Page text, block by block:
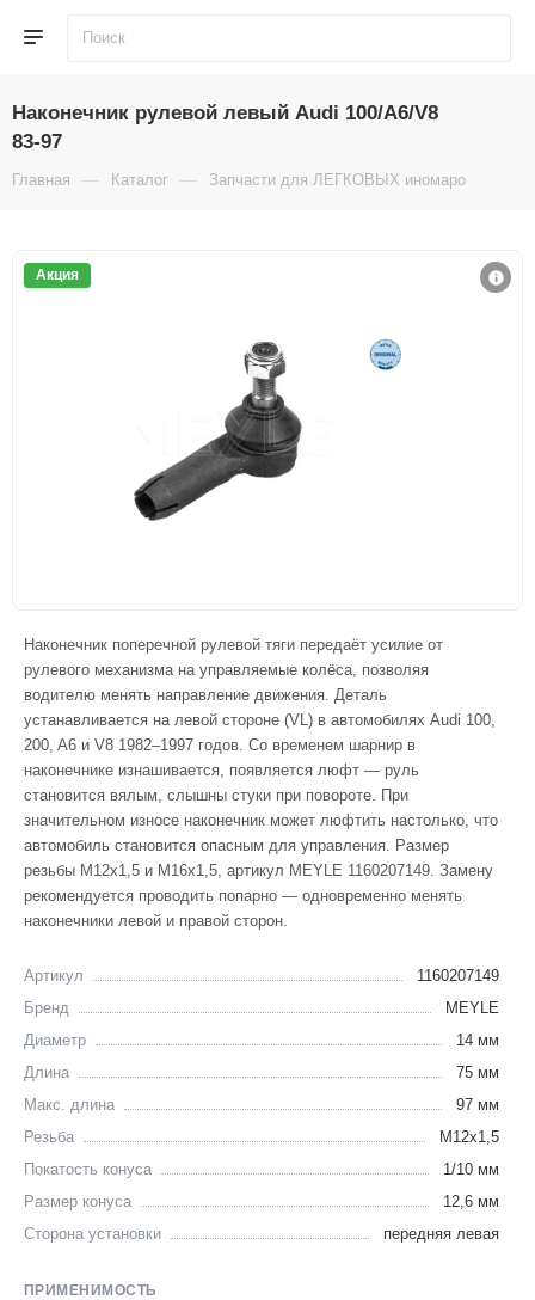
Наконечник рулевой левый Audi 100/A6/V8
83-97
Главная — Каталог — Запчасти для ЛЕГКОВЫХ иномарок
Акция
Наконечник поперечной рулевой тяги передаёт усилие от
рулевого механизма на управляемые колёса, позволяя
водителю менять направление движения. Деталь
устанавливается на левой стороне (VL) в автомобилях Audi 100,
200, A6 и V8 1982–1997 годов. Со временем шарнир в
наконечнике изнашивается, появляется люфт — руль
становится вялым, слышны стуки при повороте. При
значительном износе наконечник может люфтить настолько, что
автомобиль становится опасным для управления. Размер
резьбы M12x1,5 и M16x1,5, артикул MEYLE 1160207149. Замену
рекомендуется проводить попарно — одновременно менять
наконечники левой и правой сторон.
Артикул
1160207149
Бренд
MEYLE
Диаметр
14 мм
Длина
75 мм
Макс. длина
97 мм
Резьба
M12x1,5
Покатость конуса
1/10 мм
Размер конуса
12,6 мм
Сторона установки
передняя левая
ПРИМЕНИМОСТЬ